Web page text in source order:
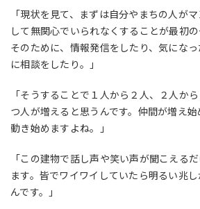
「現状を見て、まずは自分やまちの人が
して無関心でいられなくすることが最初の
そのために、情報発信をしたり、気にな
に相談をしたり。」
「そうすることで１人から２人、２人か
つ人が増えると思うんです。仲間が増え
動き始めますよね。」
「この建物で話し声や笑い声が聞こえる
ます。皆でワイワイしていたら明るい兆
んです。」